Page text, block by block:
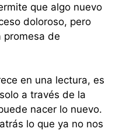
que algo nuevo
doloroso, pero
promesa de
en una lectura, es
a través de la
nacer lo nuevo.
lo que ya no nos